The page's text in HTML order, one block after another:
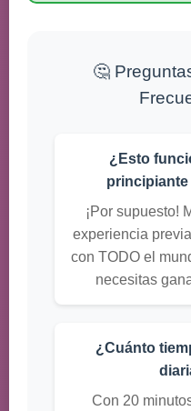
🤔
¿Esto
¡Por supuesto!
experiencia
con TODO el
necesitas
¿Cuánto
Con 20